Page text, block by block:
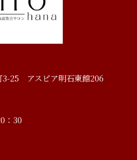
3-25 アスピア明石東館206
：30